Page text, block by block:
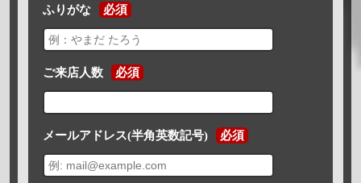
ふりがな 必須
ご来店人数 必須
メールアドレス(半角英数記号) 必須